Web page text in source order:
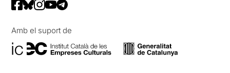
Amb el suport de